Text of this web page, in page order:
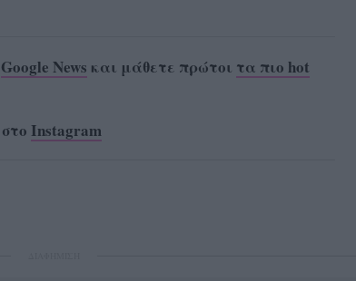
Google News και μάθετε πρώτοι τα πιο hot
Instagram